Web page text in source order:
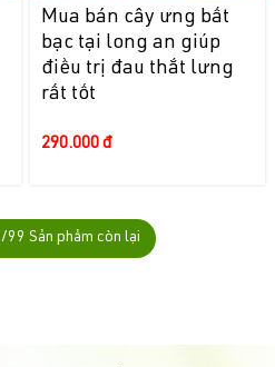
Mua bán cây ưng bất
bạc tại long an giúp
điều trị đau thắt lưng
rất tốt
290.000 đ
/99 Sản phẩm còn lại